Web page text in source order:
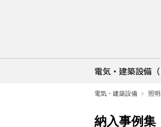
電気・建築設備（
電気・建築設備 照
納入事例集